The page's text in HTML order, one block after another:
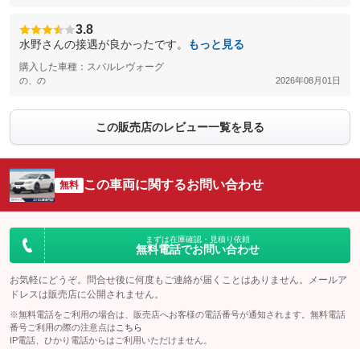
3.8
水野さんの接遇が良かったです。 もっと見る
購入した車種：スバルレヴォーグ
の、の 2026年08月01日
この販売店のレビュー一覧を見る
無料 この車両に関するお問い合わせ
まずは在庫確認・見積り依頼
無料電話でお問い合わせ
お気軽にどうぞ。問合せ後に何度もご連絡が届くことはありません。メールア
ドレスは販売店に公開されません。
※無料電話をご利用の場合は、販売店へお客様の電話番号が通知されます。無料電話
番号ご利用の際の注意点は こちら
IP電話、ひかり電話からはご利用いただけません。